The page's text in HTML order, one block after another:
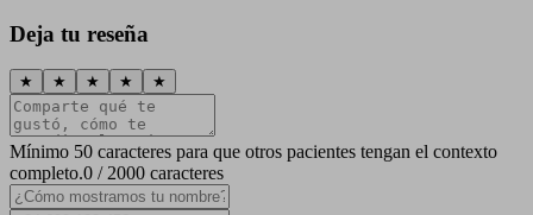
Deja tu reseña
★ ★ ★ ★ ★
Mínimo 50 caracteres para que otros pacientes tengan el contexto
completo.0 / 2000 caracteres